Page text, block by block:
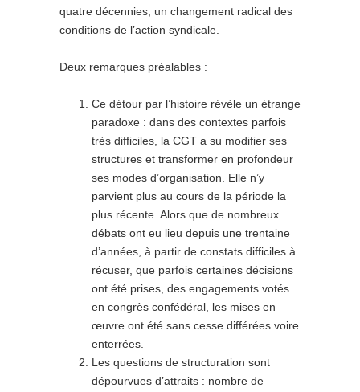
quatre décennies, un changement radical des
conditions de l’action syndicale.
Deux remarques préalables :
Ce détour par l’histoire révèle un étrange
paradoxe : dans des contextes parfois
très difficiles, la CGT a su modifier ses
structures et transformer en profondeur
ses modes d’organisation. Elle n’y
parvient plus au cours de la période la
plus récente. Alors que de nombreux
débats ont eu lieu depuis une trentaine
d’années, à partir de constats difficiles à
récuser, que parfois certaines décisions
ont été prises, des engagements votés
en congrès confédéral, les mises en
œuvre ont été sans cesse différées voire
enterrées.
Les questions de structuration sont
dépourvues d’attraits : nombre de